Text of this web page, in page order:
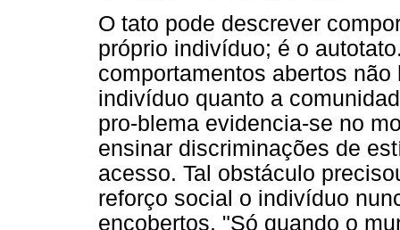
O tato pode descrever
próprio indivíduo; é o
comportamentos abertos
indivíduo quanto a
pro-blema evidencia-se no
ensinar discriminações de
acesso. Tal obstáculo
reforço social o indivíduo
encobertos. "Só quando o